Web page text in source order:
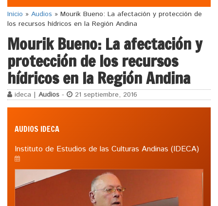
Inicio » Audios » Mourik Bueno: La afectación y protección de
los recursos hídricos en la Región Andina
Mourik Bueno: La afectación y
protección de los recursos
hídricos en la Región Andina
ideca | Audios - 21 septiembre, 2016
AUDIOS IDECA
Instituto de Estudios de las Culturas Andinas (IDECA)